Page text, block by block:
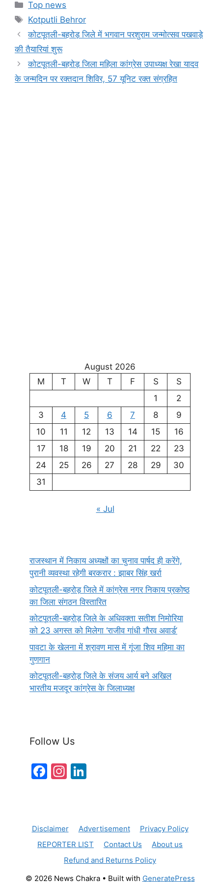
e
b
o
o
k
s
A
p
p
e
g
er
a
Li
k
Categories
Top news
Tags
Kotputli Behror
कोटपूतली-बहरोड़ जिले में भगवान परशुराम जन्मोत्सव पखवाड़े
की तैयारियां शुरू
कोटपूतली-बहरोड़ जिला महिला कांग्रेस उपाध्यक्ष रेखा यादव
के जन्मदिन पर रक्तदान शिविर, 57 यूनिट रक्त संग्रहित
August 2026
M
T W T F S
S
1
2
3
4 5 6 7 8
9
10
11 12 13 14 15
16
17
18 19 20 21 22
23
24
25 26 27 28 29
30
31
« Jul
राजस्थान में निकाय अध्यक्षों का चुनाव पार्षद ही करेंगे,
पुरानी व्यवस्था रहेगी बरकरार : झाबर सिंह खर्रा
कोटपूतली-बहरोड़ जिले में कांग्रेस नगर निकाय प्रकोष्ठ
का जिला संगठन विस्तारित
कोटपूतली-बहरोड़ जिले के अधिवक्ता सतीश निमोरिया
को 23 अगस्त को मिलेगा ‘राजीव गांधी गौरव अवार्ड’
पावटा के खेलना में श्रावण मास में गूंजा शिव महिमा का
गुणगान
कोटपूतली-बहरोड़ जिले के संजय आर्य बने अखिल
भारतीय मजदूर कांग्रेस के जिलाध्यक्ष
Follow Us
F
b
o
In
a
m
dI
n
Disclaimer Advertisement
Privacy Policy
REPORTER LIST
Contact Us
About us
Refund and Returns Policy
© 2026 News Chakra• Built with GeneratePress